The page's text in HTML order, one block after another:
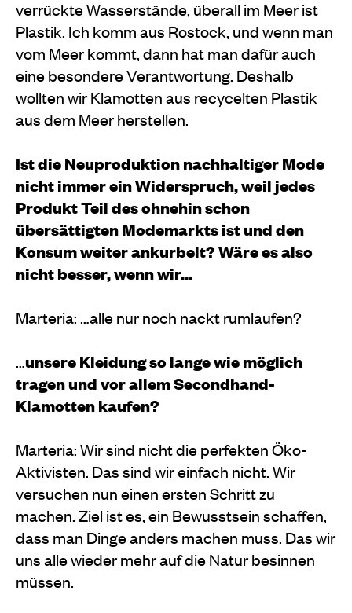
verrückte Wasserstände, überall im Meer ist
Plastik. Ich komm aus Rostock, und wenn man
vom Meer kommt, dann hat man dafür auch
eine besondere Verantwortung. Deshalb
wollten wir Klamotten aus recycelten Plastik
aus dem Meer herstellen.
Ist die Neuproduktion nachhaltiger Mode
nicht immer ein Widerspruch, weil jedes
Produkt Teil des ohnehin schon
übersättigten Modemarkts ist und den
Konsum weiter ankurbelt? Wäre es also
nicht besser, wenn wir…
Marteria: …alle nur noch nackt rumlaufen?
…unsere Kleidung so lange wie möglich
tragen und vor allem Secondhand-
Klamotten kaufen?
Marteria: Wir sind nicht die perfekten Öko-
Aktivisten. Das sind wir einfach nicht. Wir
versuchen nun einen ersten Schritt zu
machen. Ziel ist es, ein Bewusstsein schaffen,
dass man Dinge anders machen muss. Das wir
uns alle wieder mehr auf die Natur besinnen
müssen.